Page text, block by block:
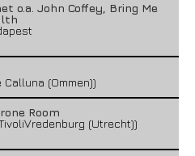
o.a. John Coffey, Bring Me
(Ommen))
Room
(Utrecht))